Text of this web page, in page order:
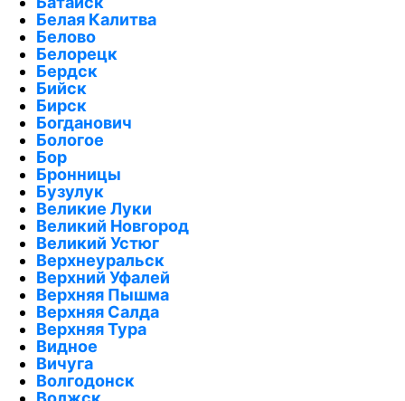
Белая Калитва
Белово
Белорецк
Бердск
Бийск
Бирск
Богданович
Бологое
Бор
Бронницы
Бузулук
Великие Луки
Великий Новгород
Великий Устюг
Верхнеуральск
Верхний Уфалей
Верхняя Пышма
Верхняя Салда
Верхняя Тура
Видное
Вичуга
Волгодонск